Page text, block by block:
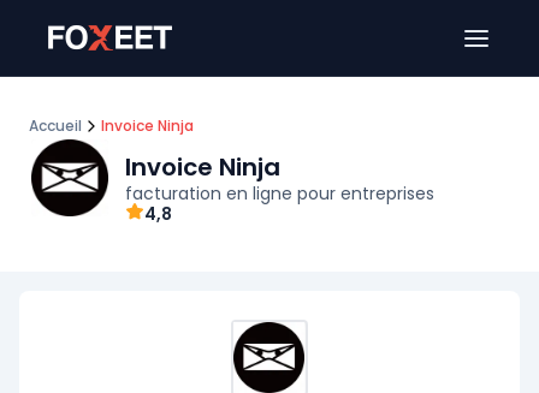
Accueil Invoice Ninja
Invoice Ninja
facturation en ligne pour entreprises
4,8